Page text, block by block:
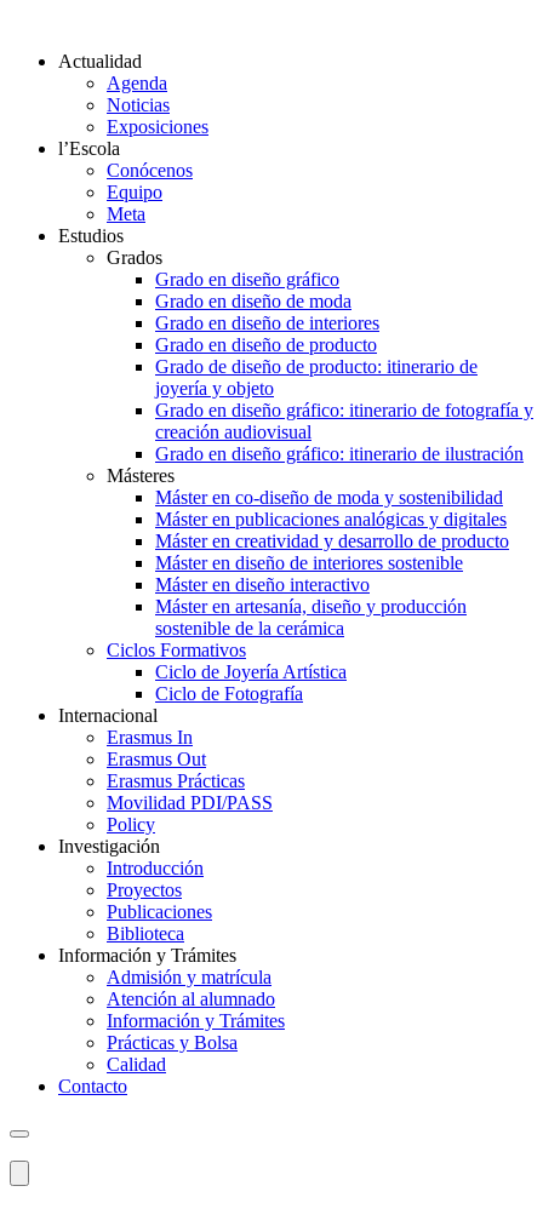
Actualidad
Agenda
Noticias
Exposiciones
l’Escola
Conócenos
Equipo
Meta
Estudios
Grados
Grado en diseño gráfico
Grado en diseño de moda
Grado en diseño de interiores
Grado en diseño de producto
Grado de diseño de producto: itinerario de
joyería y objeto
Grado en diseño gráfico: itinerario de fotografía y
creación audiovisual
Grado en diseño gráfico: itinerario de ilustración
Másteres
Máster en co-diseño de moda y sostenibilidad
Máster en publicaciones analógicas y digitales
Máster en creatividad y desarrollo de producto
Máster en diseño de interiores sostenible
Máster en diseño interactivo
Máster en artesanía, diseño y producción
sostenible de la cerámica
Ciclos Formativos
Ciclo de Joyería Artística
Ciclo de Fotografía
Internacional
Erasmus In
Erasmus Out
Erasmus Prácticas
Movilidad PDI/PASS
Policy
Investigación
Introducción
Proyectos
Publicaciones
Biblioteca
Información y Trámites
Admisión y matrícula
Atención al alumnado
Información y Trámites
Prácticas y Bolsa
Calidad
Contacto